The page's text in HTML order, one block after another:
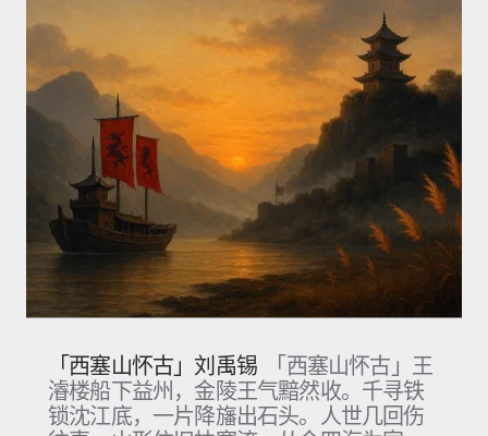
「西塞山怀古」刘禹锡
「西塞山怀古」王
濬楼船下益州，金陵王气黯然收。千寻铁
锁沈江底，一片降旛出石头。人世几回伤